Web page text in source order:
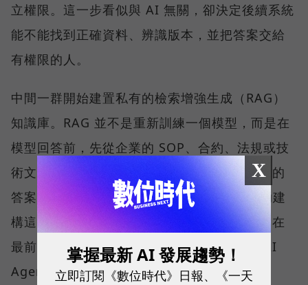
立權限。這一步看似與 AI 無關，卻決定後續系統
能不能找到正確資料、辨識版本，並把答案交給
有權限的人。
中間一群開始建置私有的檢索增強生成（RAG）
知識庫。RAG 並不是重新訓練一個模型，而是在
模型回答前，先從企業的 SOP、合約、法規或技
術文件中取回相關內容，再產生附有來源依據的
答案。QNAP 以 Qsirch 的語意搜尋能力協助建
構這類應用，協助企業建立私有知識庫；而走在
最前面的少數企業，則已經嘗試地端推論與 AI
Agent。
X
掌握最新 AI 發展趨勢！
立即訂閱《數位時代》日報、《一天